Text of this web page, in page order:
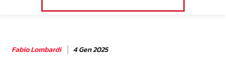
Fabio Lombardi 4 Gen 2025